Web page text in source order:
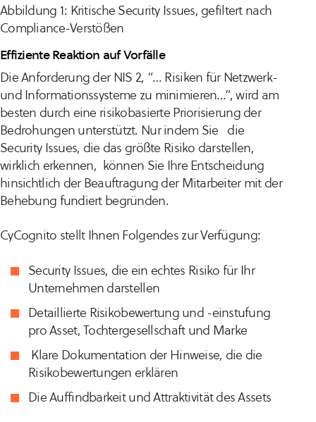
Abbildung 1: Kritische Security Issues, gefiltert nach
Compliance-Verstößen
Effiziente Reaktion auf Vorfälle
Die Anforderung der NIS 2, “… Risiken für Netzwerk-
und Informationssysteme zu minimieren…”, wird am
besten durch eine risikobasierte Priorisierung der
Bedrohungen unterstützt. Nur indem Sie die
Security Issues, die das größte Risiko darstellen,
wirklich erkennen, können Sie Ihre Entscheidung
hinsichtlich der Beauftragung der Mitarbeiter mit der
Behebung fundiert begründen.
CyCognito stellt Ihnen Folgendes zur Verfügung:
Security Issues, die ein echtes Risiko für Ihr
Unternehmen darstellen
Detaillierte Risikobewertung und -einstufung
pro Asset, Tochtergesellschaft und Marke
Klare Dokumentation der Hinweise, die die
Risikobewertungen erklären
DieAuffindbarkeitundAttraktivitätdes Assets